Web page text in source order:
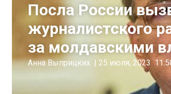
Посла России
журналистского
за молдавскими
Анна Выприцких | 25 июля, 2023